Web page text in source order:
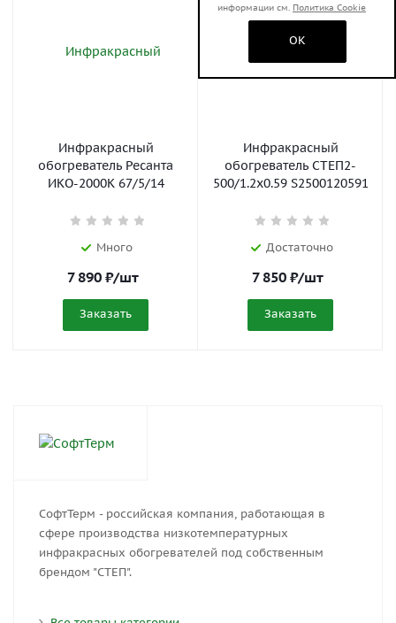
Инфракрасный
обогреватель Ресанта
ИКО-2000К 67/5/14
Много
7 890₽/шт
Заказать
Инфракрасный
обогреватель СТЕП2-
500/1.2x0.59 S2500120591
Достаточно
7 850₽/шт
Заказать
СофтТерм - российская компания, работающая в
сфере производства низкотемпературных
инфракрасных обогревателей под собственным
брендом "СТЕП".
информации см. Политика Cookie
OK